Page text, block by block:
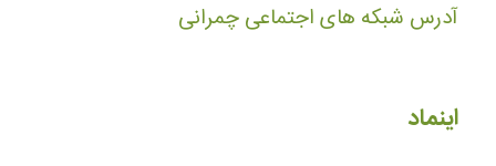
آدرس شبکه های اجتماعی چمرانی
اینماد